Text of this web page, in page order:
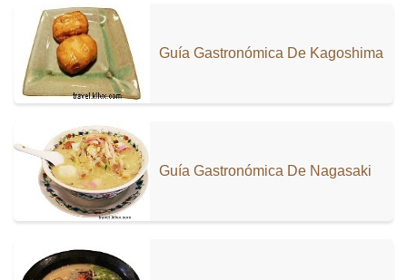
Guía Gastronómica De Kagoshima
Guía Gastronómica De Nagasaki